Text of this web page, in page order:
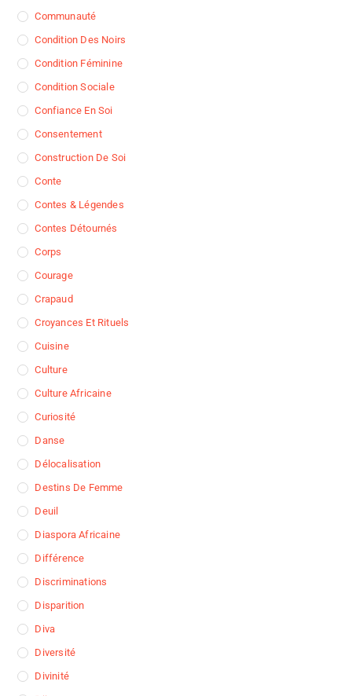
Communauté
Condition Des Noirs
Condition Féminine
Condition Sociale
Confiance En Soi
Consentement
Construction De Soi
Conte
Contes & Légendes
Contes Détournés
Corps
Courage
Crapaud
Croyances Et Rituels
Cuisine
Culture
Culture Africaine
Curiosité
Danse
Délocalisation
Destins De Femme
Deuil
Diaspora Africaine
Différence
Discriminations
Disparition
Diva
Diversité
Divinité